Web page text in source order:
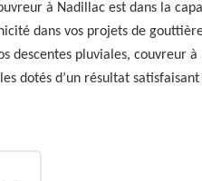
à Nadillac est dans la
dans vos projets de
descentes pluviales, couvreur
dotés d’un résultat